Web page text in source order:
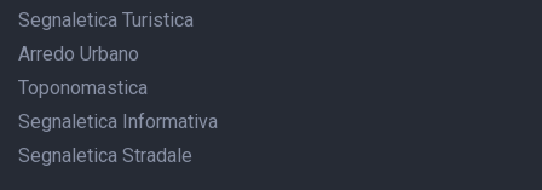
Segnaletica Turistica
Arredo Urbano
Toponomastica
Segnaletica Informativa
Segnaletica Stradale